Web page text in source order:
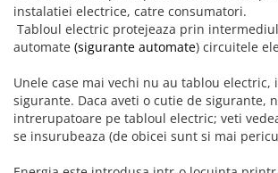
Sisteme de Iluminat Plug & Play
Iluminat Exterior
Aplice de Exterior
Lampi de Gradina
Spoturi Exterior Incastrabile
instalatiei electrice, catre consumatori.
Tabloul electric protejeaza prin
automate (sigurante automate) circuitele
Unele case mai vechi nu au tablou electric,
sigurante. Daca aveti o cutie de sigurante,
intrerupatoare pe tabloul electric; veti
se insurubeaza (de obicei sunt si mai